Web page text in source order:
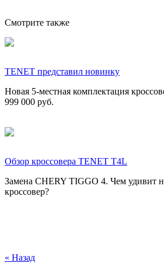
999 000 руб.
кроссовер?